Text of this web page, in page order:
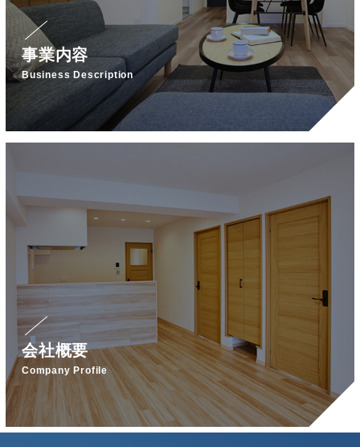
事業内容
Business Description
会社概要
Company Profile